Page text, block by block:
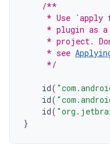
/**
* Use `apply
* plugin as
* project.
     * see
     */
id(
id(
id(
}